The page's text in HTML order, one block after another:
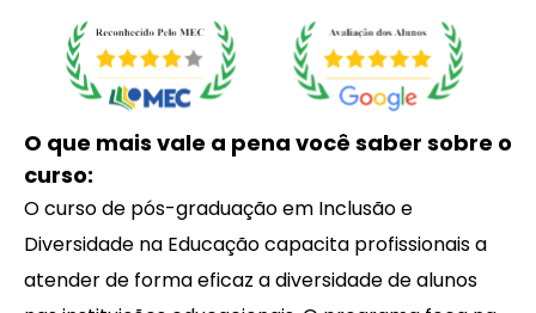
O que mais vale a pena você saber sobre o
curso:
O curso de pós-graduação em Inclusão e
Diversidade na Educação capacita profissionais a
atender de forma eficaz a diversidade de alunos